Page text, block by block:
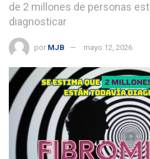
de 2 millones de personas
diagnosticar
por MJB mayo 12, 2026